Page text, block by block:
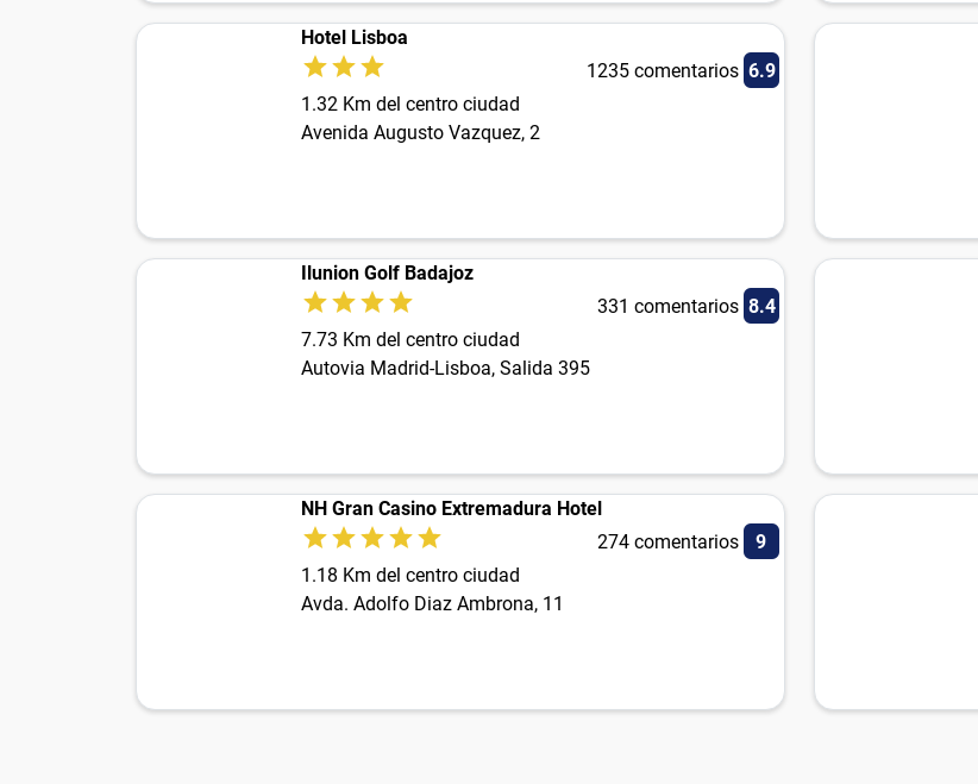
Hotel Lisboa
1235 comentarios 6.9
1.32 Km del centro ciudad
Avenida Augusto Vazquez, 2
Ilunion Golf Badajoz
331 comentarios 8.4
7.73 Km del centro ciudad
Autovia Madrid-Lisboa, Salida 395
NH Gran Casino Extremadura Hotel
274 comentarios
9
1.18 Km del centro ciudad
Avda. Adolfo Diaz Ambrona, 11